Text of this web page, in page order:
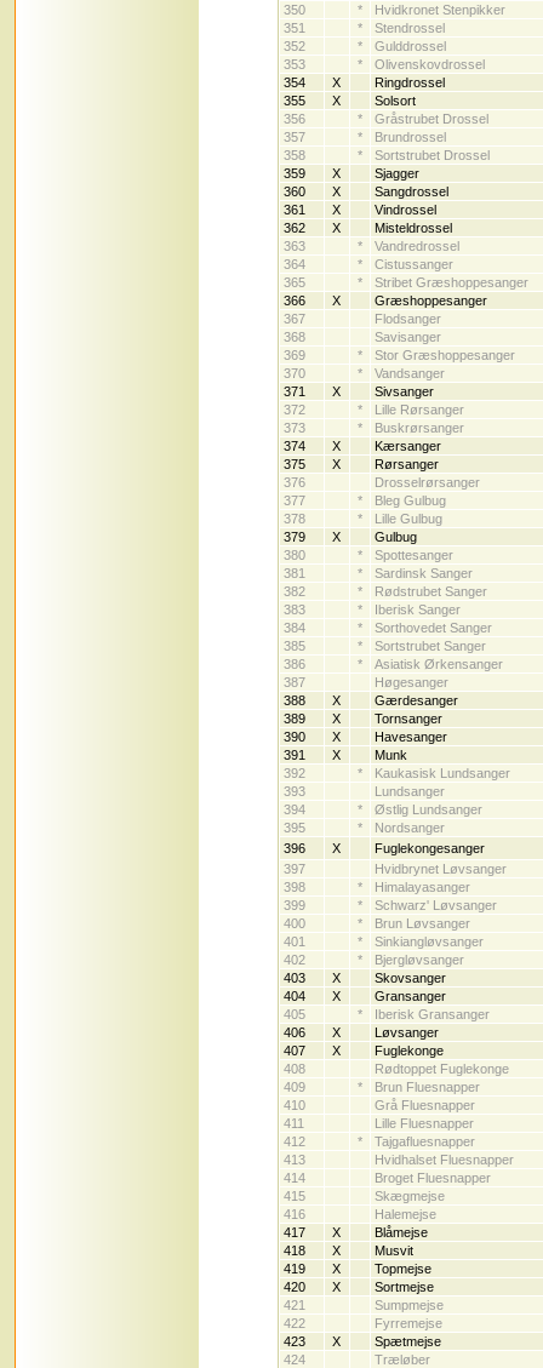
350
*
Hvidkronet Stenpikker
351
*
Stendrossel
352
*
Gulddrossel
353
*
Olivenskovdrossel
354
X
Ringdrossel
355
X
Solsort
356
*
Gråstrubet Drossel
357
*
Brundrossel
358
*
Sortstrubet Drossel
359
X
Sjagger
360
X
Sangdrossel
361
X
Vindrossel
362
X
Misteldrossel
363
*
Vandredrossel
364
*
Cistussanger
365
*
Stribet Græshoppesanger
366
X
Græshoppesanger
367
Flodsanger
368
Savisanger
369
*
Stor Græshoppesanger
370
*
Vandsanger
371
X
Sivsanger
372
*
Lille Rørsanger
373
*
Buskrørsanger
374
X
Kærsanger
375
X
Rørsanger
376
Drosselrørsanger
377
*
Bleg Gulbug
378
*
Lille Gulbug
379
X
Gulbug
380
*
Spottesanger
381
*
Sardinsk Sanger
382
*
Rødstrubet Sanger
383
*
Iberisk Sanger
384
*
Sorthovedet Sanger
385
*
Sortstrubet Sanger
386
*
Asiatisk Ørkensanger
387
Høgesanger
388
X
Gærdesanger
389
X
Tornsanger
390
X
Havesanger
391
X
Munk
392
*
Kaukasisk Lundsanger
393
Lundsanger
394
*
Østlig Lundsanger
395
*
Nordsanger
396
X
Fuglekongesanger
397
Hvidbrynet Løvsanger
398
*
Himalayasanger
399
*
Schwarz' Løvsanger
400
*
Brun Løvsanger
401
*
Sinkiangløvsanger
402
*
Bjergløvsanger
403
X
Skovsanger
404
X
Gransanger
405
*
Iberisk Gransanger
406
X
Løvsanger
407
X
Fuglekonge
408
Rødtoppet Fuglekonge
409
*
Brun Fluesnapper
410
Grå Fluesnapper
411
Lille Fluesnapper
412
*
Tajgafluesnapper
413
Hvidhalset Fluesnapper
414
Broget Fluesnapper
415
Skægmejse
416
Halemejse
417
X
Blåmejse
418
X
Musvit
419
X
Topmejse
420
X
Sortmejse
421
Sumpmejse
422
Fyrremejse
423
X
Spætmejse
424
Træløber